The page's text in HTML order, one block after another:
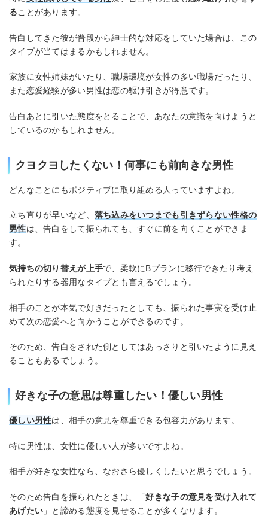
ることがあります。
告白してきた彼が普段から紳士的な対応をしていた場合は、この
タイプが当てはまるかもしれません。
家族に女性姉妹がいたり、職場環境が女性の多い職場だったり、
また恋愛経験が多い男性は恋の駆け引きが得意です。
告白あとに引いた態度をとることで、あなたの意識を向けようと
しているのかもしれません。
クヨクヨしたくない！何事にも前向きな男性
どんなことにもポジティブに取り組める人っていますよね。
立ち直りが早いなど、 落ち込みをいつまでも引きずらない性格の
男性は、告白をして振られても、すぐに前を向くことができま
す。
気持ちの切り替えが上手で、柔軟にBプランに移行できたり考え
られたりする器用なタイプとも言えるでしょう。
相手のことが本気で好きだったとしても、振られた事実を受け止
めて次の恋愛へと向かうことができるのです。
そのため、告白をされた側としてはあっさりと引いたように見え
ることもあるでしょう。
好きな子の意思は尊重したい！優しい男性
優しい男性は、相手の意見を尊重できる包容力があります。
特に男性は、女性に優しい人が多いですよね。
相手が好きな女性なら、なおさら優しくしたいと思うでしょう。
そのため告白を振られたときは、「好きな子の意見を受け入れて
あげたい 」と諦める態度を見せることが多くなります。